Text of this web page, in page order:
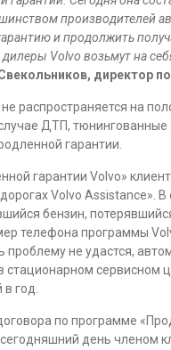
производителей
и продолжить
дилеры Volvo возьмут на
директор
распространяется на
ДТП, тюнингованные
гарантии.
гарантии Volvo»
Volvo Assistance». В
бензин,
телефона программы
проблему не удастся,
стационарном сервисном
в год.
по программе
день членом